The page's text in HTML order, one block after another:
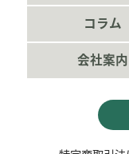
コラム
会社案内